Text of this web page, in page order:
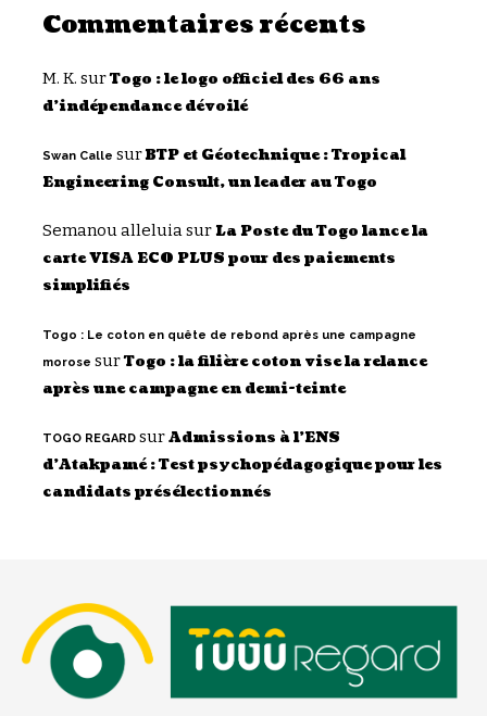
Commentaires récents
M. K. surTogo : le logo officiel des 66 ans
d’indépendance dévoilé
Swan Calle surBTP et Géotechnique : Tropical
Engineering Consult, un leader au Togo
Semanou alleluiasurLa Poste du Togo lance la
carte VISA ECO PLUS pour des paiements
simplifiés
Togo : Le coton en quête de rebond après une campagne
morose surTogo : la filière coton vise la relance
après une campagne en demi-teinte
TOGO REGARD surAdmissions à l’ENS
d’Atakpamé : Test psychopédagogique pour les
candidats présélectionnés